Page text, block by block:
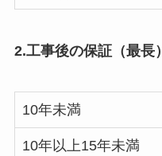
2.工事後の保証（最長）
10年未満
10年以上15年未満